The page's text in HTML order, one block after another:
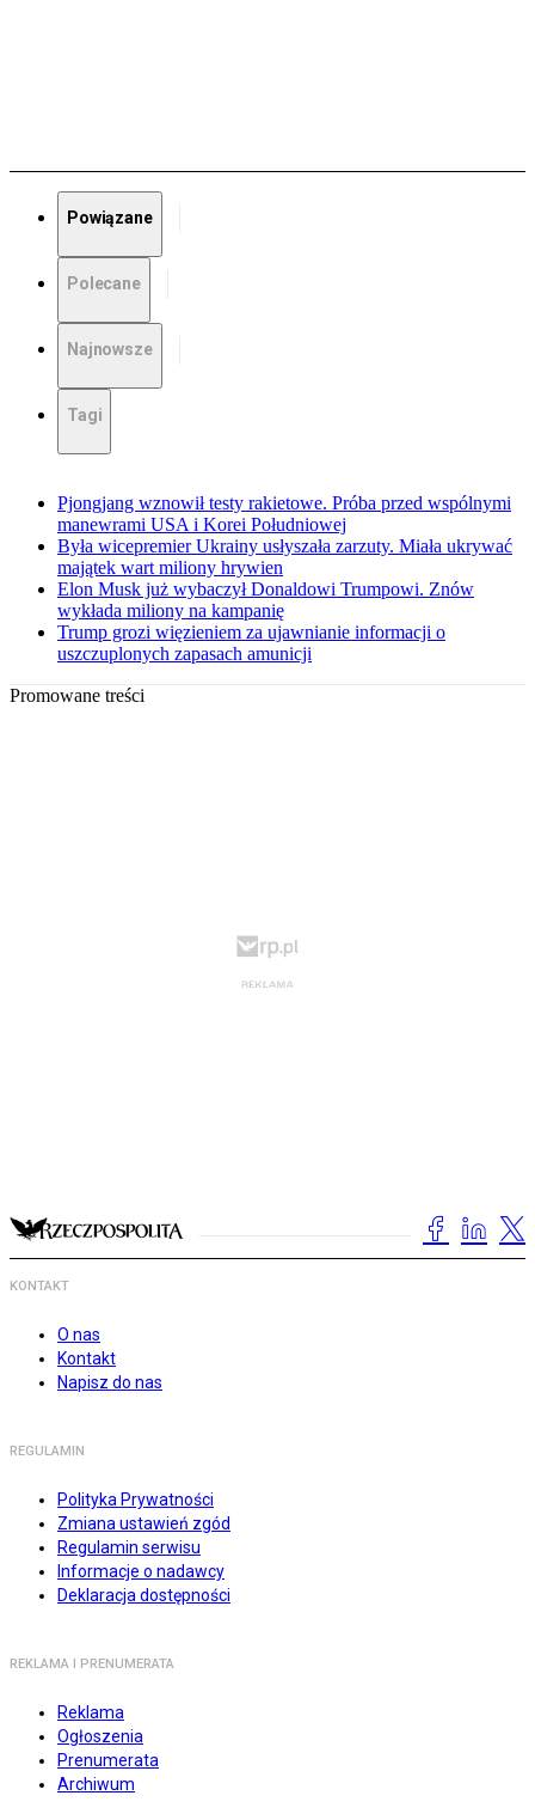
Powiązane
Polecane
Najnowsze
Tagi
Pjongjang wznowił testy rakietowe. Próba przed wspólnymi
manewrami USA i Korei Południowej
Była wicepremier Ukrainy usłyszała zarzuty. Miała ukrywać
majątek wart miliony hrywien
Elon Musk już wybaczył Donaldowi Trumpowi. Znów
wykłada miliony na kampanię
Trump grozi więzieniem za ujawnianie informacji o
uszczuplonych zapasach amunicji
Promowane treści
KONTAKT
O nas
Kontakt
Napisz do nas
REGULAMIN
Polityka Prywatności
Zmiana ustawień zgód
Regulamin serwisu
Informacje o nadawcy
Deklaracja dostępności
REKLAMA I PRENUMERATA
Reklama
Ogłoszenia
Prenumerata
Archiwum